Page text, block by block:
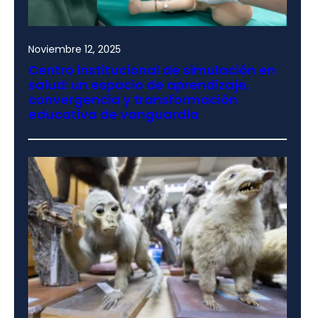
Noviembre 12, 2025
Centro institucional de simulación en
salud: un espacio de aprendizaje,
convergencia y transformación
educativa de vanguardia